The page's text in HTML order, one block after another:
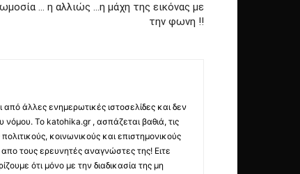
… η αλλιώς …η μάχη της εικόνας με
την φωνη !!
άλλες ενημερωτικές ιστοσελίδες και δεν
νόμου. Το katohika.gr , ασπάζεται βαθιά, τις
κοινωνικούς και επιστημονικούς
τους ερευνητές αναγνώστες της! Ειτε
ότι μόνο με την διαδικασία της μη